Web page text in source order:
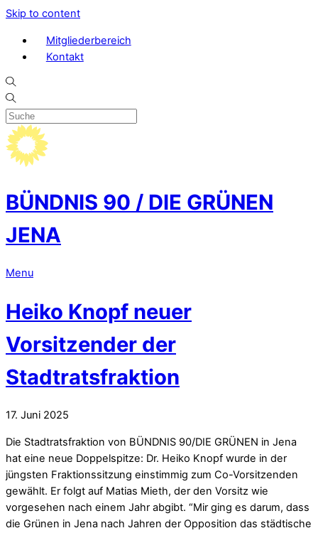
Skip to content
Mitgliederbereich
Kontakt
BÜNDNIS 90 / DIE GRÜNEN
JENA
Menu
Heiko Knopf neuer
Vorsitzender der
Stadtratsfraktion
17. Juni 2025
Die Stadtratsfraktion von BÜNDNIS 90/DIE GRÜNEN in Jena
hat eine neue Doppelspitze: Dr. Heiko Knopf wurde in der
jüngsten Fraktionssitzung einstimmig zum Co-Vorsitzenden
gewählt. Er folgt auf Matias Mieth, der den Vorsitz wie
vorgesehen nach einem Jahr abgibt. “Mir ging es darum, dass
die Grünen in Jena nach Jahren der Opposition das städtische